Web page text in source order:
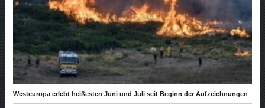
Westeuropa erlebt heißesten Juni und Juli seit Beginn der Aufzeichnungen